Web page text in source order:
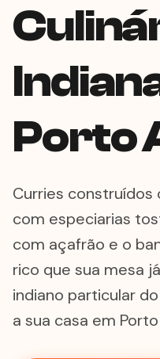
Porto
Curries construídos
com especiarias
com açafrão e o
rico que sua mesa
indiano particular
a sua casa em